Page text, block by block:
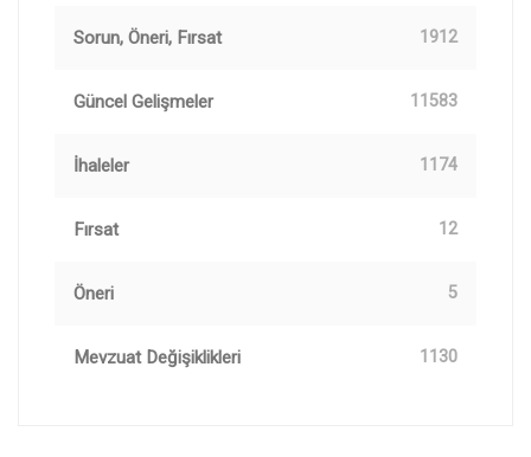
Sorun, Öneri, Fırsat 1912
Güncel Gelişmeler 11583
İhaleler 1174
Fırsat 12
Öneri 5
Mevzuat Değişiklikleri 1130